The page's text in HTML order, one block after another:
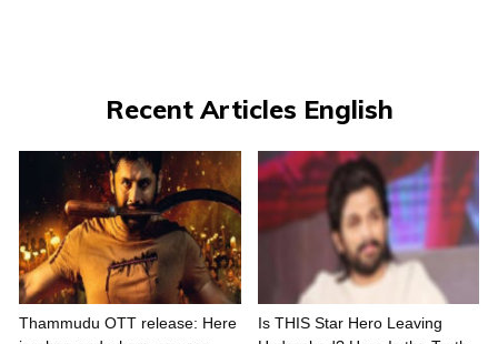
Recent Articles English
Thammudu OTT release: Here
Is THIS Star Hero Leaving